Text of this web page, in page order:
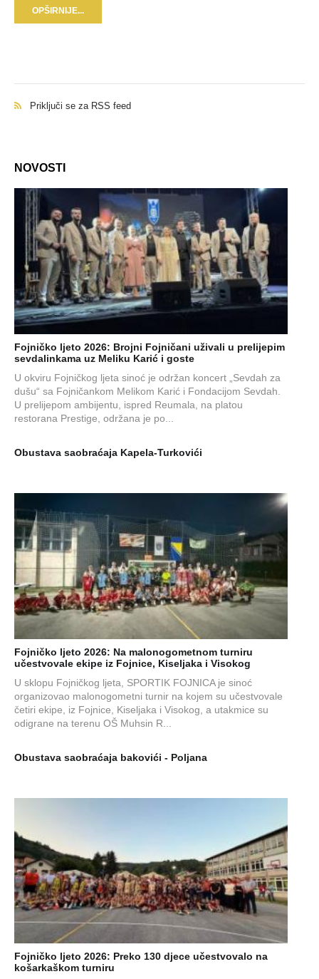
OPŠIRNIJE...
Priključi se za RSS feed
NOVOSTI
Fojničko ljeto 2026: Brojni Fojničani uživali u prelijepim
sevdalinkama uz Meliku Karić i goste
U okviru Fojničkog ljeta sinoć je održan koncert „Sevdah za
dušu“ sa Fojničankom Melikom Karić i Fondacijom Sevdah.
U prelijepom ambijentu, ispred Reumala, na platou
restorana Prestige, održana je po...
Obustava saobraćaja Kapela-Turkovići
Fojničko ljeto 2026: Na malonogometnom turniru
učestvovale ekipe iz Fojnice, Kiseljaka i Visokog
U sklopu Fojničkog ljeta, SPORTIK FOJNICA je sinoć
organizovao malonogometni turnir na kojem su učestvovale
četiri ekipe, iz Fojnice, Kiseljaka i Visokog, a utakmice su
odigrane na terenu OŠ Muhsin R...
Obustava saobraćaja bakovići - Poljana
Fojničko ljeto 2026: Preko 130 djece učestvovalo na
košarkaškom turniru